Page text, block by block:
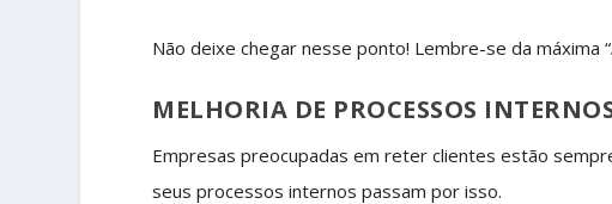
Não deixe chegar nesse ponto! Lembre-se da máxima “
MELHORIA DE PROCESSOS
Empresas preocupadas em reter clientes estão
seus processos internos passam por isso.